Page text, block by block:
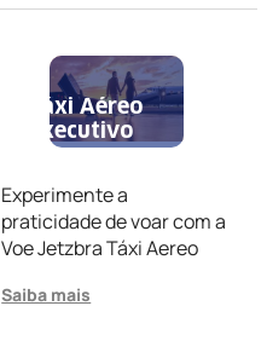
Táxi Aéreo
Executivo
Experimente a
praticidade de voar com a
Voe Jetzbra Táxi Aereo
Saiba mais